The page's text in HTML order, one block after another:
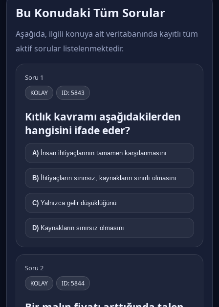
Bu Konudaki Tüm Sorular
Aşağıda, ilgili konuya ait veritabanında kayıtlı tüm
aktif sorular listelenmektedir.
Soru 1
KOLAY ID: 5843
Kıtlık kavramı aşağıdakilerden
hangisini ifade eder?
A) İnsan ihtiyaçlarının tamamen karşılanmasını
B) İhtiyaçların sınırsız, kaynakların sınırlı olmasını
C) Yalnızca gelir düşüklüğünü
D) Kaynakların sınırsız olmasını
Soru 2
KOLAY ID: 5844